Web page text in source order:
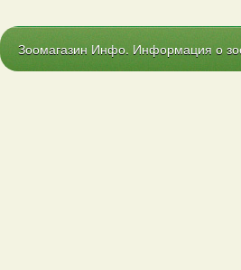
Зоомагазин Инфо. Информация о